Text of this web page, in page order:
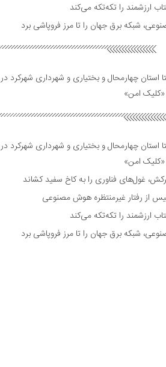
ارزشمند را تکه‌تکه می‌کند
شبکه برق جهان را تا مرز فروپاشی برد
استان چهارمحال و بختیاری و شهرداری شهرکرد در
امن»
استان چهارمحال و بختیاری و شهرداری شهرکرد در
امن»
غول‌های فناوری را به کاخ سفید کشاند
از رفتار غیرمنتظره هوش مصنوعی
ارزشمند را تکه‌تکه می‌کند
شبکه برق جهان را تا مرز فروپاشی برد